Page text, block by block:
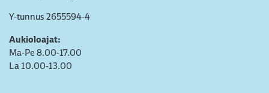
Y-tunnus 2655594-4
Aukioloajat:
Ma-Pe 8.00-17.00
La 10.00-13.00